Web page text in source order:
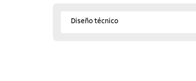
Diseño técnico